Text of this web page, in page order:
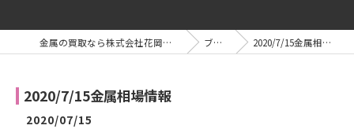
金属の買取なら株式会社花岡金属商会 ブログ 2020/7/15金属相場情報
2020/7/15金属相場情報
2020/07/15